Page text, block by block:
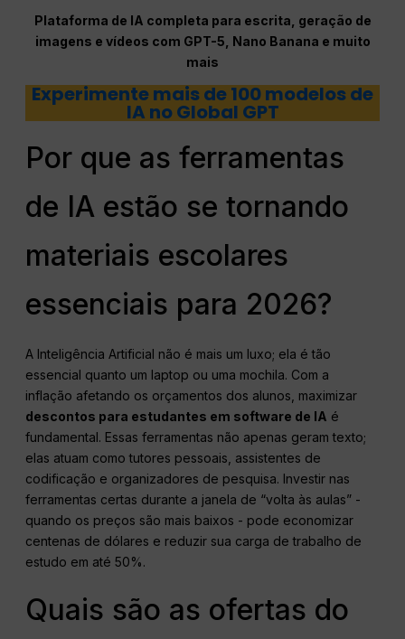
Plataforma de IA completa para escrita, geração de
imagens e vídeos com GPT-5, Nano Banana e muito
mais
Experimente mais de 100 modelos de
IA no Global GPT
Por que as ferramentas
de IA estão se tornando
materiais escolares
essenciais para 2026?
A Inteligência Artificial não é mais um luxo; ela é tão
essencial quanto um laptop ou uma mochila. Com a
inflação afetando os orçamentos dos alunos, maximizar
descontos para estudantes em software de IA é
fundamental. Essas ferramentas não apenas geram texto;
elas atuam como tutores pessoais, assistentes de
codificação e organizadores de pesquisa. Investir nas
ferramentas certas durante a janela de “volta às aulas” -
quando os preços são mais baixos - pode economizar
centenas de dólares e reduzir sua carga de trabalho de
estudo em até 50%.
Quais são as ofertas do